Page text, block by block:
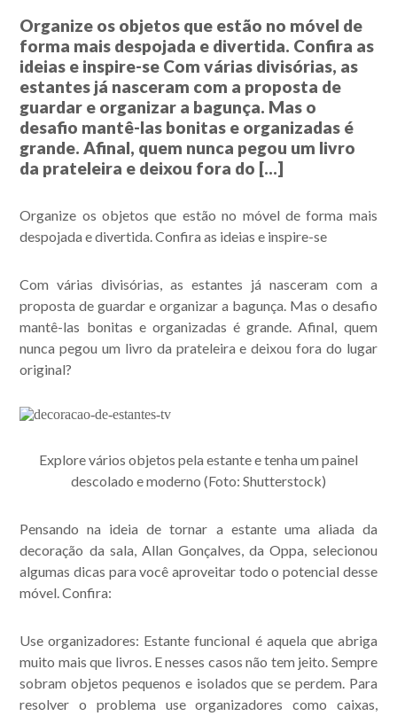
Acompanhe nossas
publicações.
Organize os objetos que estão no móvel de
forma mais despojada e divertida. Confira as
ideias e inspire-se Com várias divisórias, as
estantes já nasceram com a proposta de
guardar e organizar a bagunça. Mas o
desafio mantê-las bonitas e organizadas é
grande. Afinal, quem nunca pegou um livro
da prateleira e deixou fora do […]
Organize os objetos que estão no móvel de forma mais
despojada e divertida. Confira as ideias e inspire-se
Com várias divisórias, as estantes já nasceram com a
proposta de guardar e organizar a bagunça. Mas o desafio
mantê-las bonitas e organizadas é grande. Afinal, quem
nunca pegou um livro da prateleira e deixou fora do lugar
original?
Explore vários objetos pela estante e tenha um painel
descolado e moderno (Foto: Shutterstock)
Pensando na ideia de tornar a estante uma aliada da
decoração da sala, Allan Gonçalves, da Oppa, selecionou
algumas dicas para você aproveitar todo o potencial desse
móvel. Confira:
Use organizadores: Estante funcional é aquela que abriga
muito mais que livros. E nesses casos não tem jeito. Sempre
sobram objetos pequenos e isolados que se perdem. Para
resolver o problema use organizadores como caixas,